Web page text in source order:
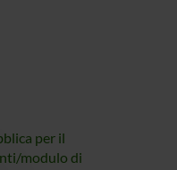
per il
modulo di